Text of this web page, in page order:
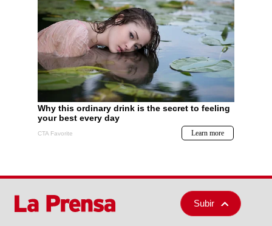
Subir